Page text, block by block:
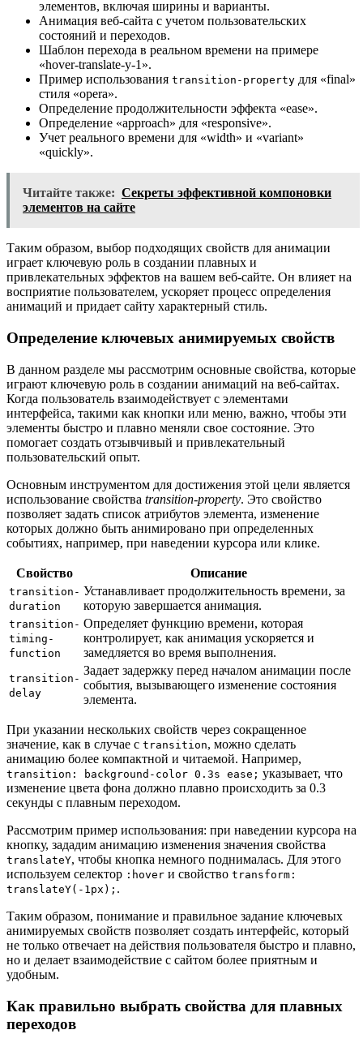
элементов, включая ширины и варианты.
Анимация веб-сайта с учетом пользовательских
состояний и переходов.
Шаблон перехода в реальном времени на примере
«hover-translate-y-1».
Пример использования transition-property для «final»
стиля «opera».
Определение продолжительности эффекта «ease».
Определение «approach» для «responsive».
Учет реального времени для «width» и «variant»
«quickly».
Читайте также: Секреты эффективной компоновки
элементов на сайте
Таким образом, выбор подходящих свойств для анимации
играет ключевую роль в создании плавных и
привлекательных эффектов на вашем веб-сайте. Он влияет на
восприятие пользователем, ускоряет процесс определения
анимаций и придает сайту характерный стиль.
Определение ключевых анимируемых свойств
В данном разделе мы рассмотрим основные свойства, которые
играют ключевую роль в создании анимаций на веб-сайтах.
Когда пользователь взаимодействует с элементами
интерфейса, такими как кнопки или меню, важно, чтобы эти
элементы быстро и плавно меняли свое состояние. Это
помогает создать отзывчивый и привлекательный
пользовательский опыт.
Основным инструментом для достижения этой цели является
использование свойства transition-property. Это свойство
позволяет задать список атрибутов элемента, изменение
которых должно быть анимировано при определенных
событиях, например, при наведении курсора или клике.
Свойство Описание
transition-
duration
Устанавливает продолжительность времени, за
которую завершается анимация.
transition-
timing-
function
Определяет функцию времени, которая
контролирует, как анимация ускоряется и
замедляется во время выполнения.
transition-
delay
Задает задержку перед началом анимации после
события, вызывающего изменение состояния
элемента.
При указании нескольких свойств через сокращенное
значение, как в случае с transition, можно сделать
анимацию более компактной и читаемой. Например,
transition: background-color 0.3s ease; указывает, что
изменение цвета фона должно плавно происходить за 0.3
секунды с плавным переходом.
Рассмотрим пример использования: при наведении курсора на
кнопку, зададим анимацию изменения значения свойства
translateY, чтобы кнопка немного поднималась. Для этого
используем селектор :hover и свойство transform:
translateY(-1px); .
Таким образом, понимание и правильное задание ключевых
анимируемых свойств позволяет создать интерфейс, который
не только отвечает на действия пользователя быстро и плавно,
но и делает взаимодействие с сайтом более приятным и
удобным.
Как правильно выбрать свойства для плавных
переходов